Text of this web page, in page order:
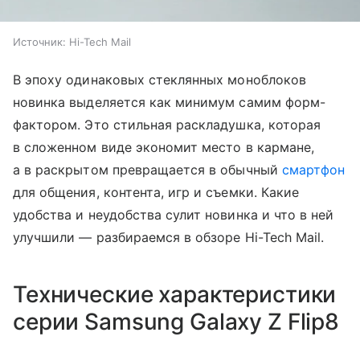
Источник: Hi-Tech Mail
В эпоху одинаковых стеклянных моноблоков
новинка выделяется как минимум самим форм-
фактором. Это стильная раскладушка, которая
в сложенном виде экономит место в кармане,
а в раскрытом превращается в обычный смартфон
для общения, контента, игр и съемки. Какие
удобства и неудобства сулит новинка и что в ней
улучшили — разбираемся в обзоре Hi-Tech Mail.
Технические характеристики
серии Samsung Galaxy Z Flip8